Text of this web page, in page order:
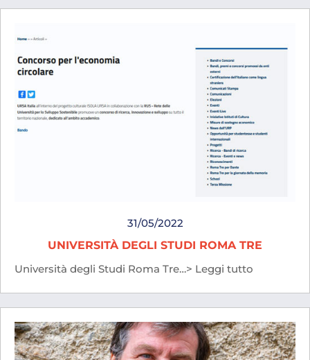
31/05/2022
UNIVERSITÀ DEGLI STUDI ROMA TRE
Università degli Studi Roma Tre…> Leggi tutto